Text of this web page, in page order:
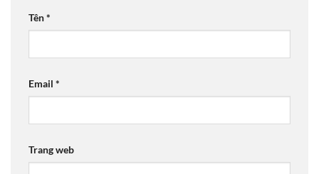
Tên*
Email *
Trang web